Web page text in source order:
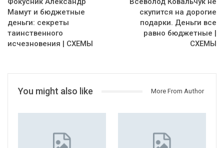
Мамут и бюджетные
деньги: секреты
таинственного
исчезновения | СХЕМЫ
скупится на дорогие
подарки. Деньги все
равно бюджетные |
СХЕМЫ
You might also like More From Author